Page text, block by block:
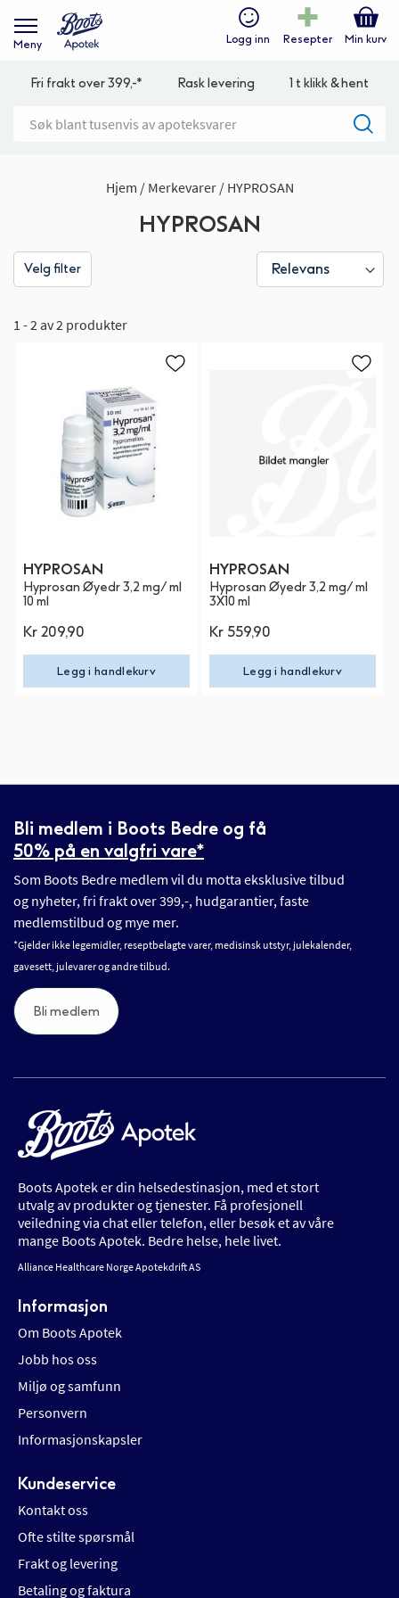
Meny Logg inn Resepter Min kurv
Fri frakt over 399,-* Rask levering 1 t klikk & hent
Hjem Merkevarer HYPROSAN
HYPROSAN
Velg filter
1 - 2 av 2 produkter
HYPROSAN
Hyprosan Øyedr 3,2 mg/ ml
10 ml
Kr 209,90
Legg i handlekurv
HYPROSAN
Hyprosan Øyedr 3,2 mg/ ml
3X10 ml
Kr 559,90
Legg i handlekurv
Bli medlem i Boots Bedre og få
50% på en valgfri vare*
Som Boots Bedre medlem vil du motta eksklusive tilbud
og nyheter, fri frakt over 399,-, hudgarantier, faste
medlemstilbud og mye mer.
*Gjelder ikke legemidler, reseptbelagte varer, medisinsk utstyr, julekalender,
gavesett, julevarer og andre tilbud.
Bli medlem
Boots Apotek er din helsedestinasjon, med et stort
utvalg av produkter og tjenester. Få profesjonell
veiledning via chat eller telefon, eller besøk et av våre
mange Boots Apotek. Bedre helse, hele livet.
Alliance Healthcare Norge Apotekdrift AS
Informasjon
Om Boots Apotek
Jobb hos oss
Miljø og samfunn
Personvern
Informasjonskapsler
Kundeservice
Kontakt oss
Ofte stilte spørsmål
Frakt og levering
Betaling og faktura